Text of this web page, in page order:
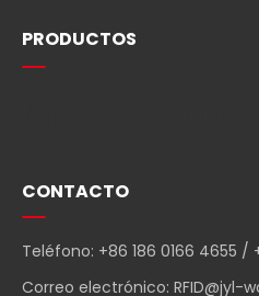
PRODUCTOS
CONTACTO
Teléfono: +86 186 0166 4655 /
Correo electrónico: RFID@jyl-